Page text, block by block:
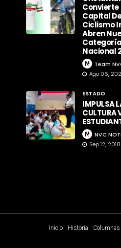
Convierte
Capital
Ciclismo
Abren
Nacional
Team
Ago 06,
ESTADO
IMPULSA
CULTURA
NVC
Sep 12, 2018
Inicio Historia Columnas